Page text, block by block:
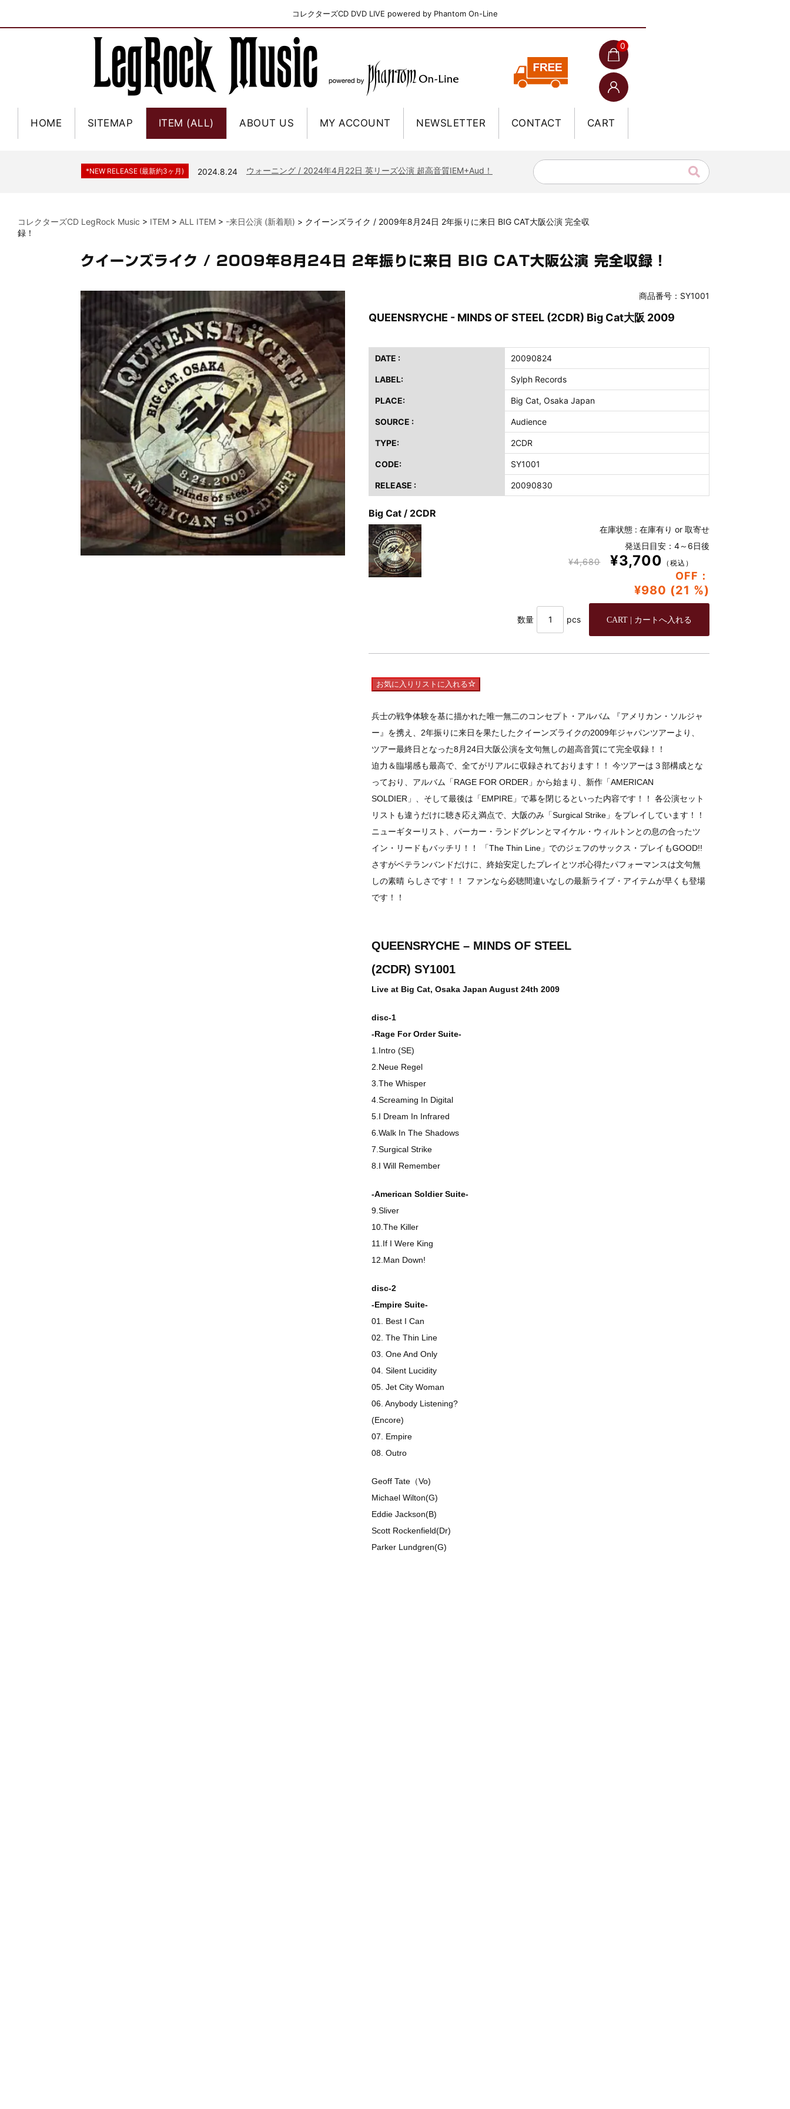
コレクターズCD DVD LIVE powered by Phantom On-Line
0
HOME SITEMAP ITEM (ALL) ABOUT US MY ACCOUNT NEWSLETTER CONTACT CART
*NEW RELEASE (最新約3ヶ月) 2024.6.9 ジャーニー / 1979年5月8+9日 コロラド州 2公演 SBD 完全収録！
*NEW RELEASE (最新約3ヶ月) 2024.8.24 ウォーニング / 2024年4月22日 英リーズ公演 超高音質IEM+Aud！
スコーピオンズ / 2024年6月15日 リスボン公演 FHD 完全収録！
*NEW RELEASE (最新約3ヶ月) 2024.6.9 リアム・ギャラガー / 2024年6月1日 英国シェフィールド公演 完全収録！
*NEW RELEASE (最新約3ヶ月) 2024.6.9 ユーライア・ヒープ / 2023年8月3日 ドイツ W.O.A. 公演 FHD 完全収録！
*NEW RELEASE (最新約3ヶ月) 2024.6.9 ジャーニー / 1979年5月8+9日 コロラド州 2公演 SBD 完全収録！
*NEW RELEASE (最新約3ヶ月) 2024.11.9 NGHFB / 2024年7月28日 フジロック’24公演 超高音質AI-SBD！
*NEW RELEASE (最新約3ヶ月) 2024.8.24 ウォーニング / 2024年4月22日 英リーズ公演 超高音質IEM+Aud！
*NEW RELEASE (最新約3ヶ月) 2024.6.24 ビリー・ジョエル / 2024年3月24日 100Aniv. 米M.S.G公演 完全収録！
*NEW RELEASE (最新約3ヶ月)
2024.6.24
リアム・ギャラガー / 2024年6月3日 カーディフ公演 IEM/AUD 完全収録！
*NEW RELEASE (最新約3ヶ月) 2024.6.24 スコーピオンズ / 2024年6月15日 リスボン公演 FHD 完全収録！
*NEW RELEASE (最新約3ヶ月) 2024.6.20 マネスキン / 2024年6月9日 ドイツ ROCK AM RING 公演 FHD 完全収録！
*NEW RELEASE (最新約3ヶ月) 2024.6.9 リアム・ギャラガー / 2024年6月1日 英国シェフィールド公演 完全収録！
*NEW RELEASE (最新約3ヶ月) 2024.6.9 メガデス / 2023年8月4日 ドイツ W.O.A. 公演 FHD 完全収録！
*NEW RELEASE (最新約3ヶ月) 2024.6.9 ユーライア・ヒープ / 2023年8月3日 ドイツ W.O.A. 公演 FHD 完全収録！
*NEW RELEASE (最新約3ヶ月) 2024.6.9 ジャーニー / 1979年5月8+9日 コロラド州 2公演 SBD 完全収録！
コレクターズCD LegRock Music > ITEM > ALL ITEM > -来日公演 (新着順) > クイーンズライク / 2009年8月24日 2年振りに来日 BIG CAT大阪公演 完全収
録！
クイーンズライク / 2009年8月24日 2年振りに来日 BIG CAT大阪公演 完全収録！
商品番号：SY1001
QUEENSRYCHE - MINDS OF STEEL (2CDR) Big Cat大阪 2009
DATE : 20090824
LABEL: Sylph Records
PLACE: Big Cat, Osaka Japan
SOURCE : Audience
TYPE: 2CDR
CODE: SY1001
RELEASE : 20090830
Big Cat / 2CDR
在庫状態 : 在庫有り or 取寄せ
発送日目安：4～6日後
¥4,680
¥3,700 （税込）
OFF：
¥980 (21 %)
数量 pcs
お気に入りリストに入れる
兵士の戦争体験を基に描かれた唯一無二のコンセプト・アルバム 『アメリカン・ソルジャ
ー』を携え、2年振りに来日を果たしたクイーンズライクの2009年ジャパンツアーより、
ツアー最終日となった8月24日大阪公演を文句無しの超高音質にて完全収録！！
迫力＆臨場感も最高で、全てがリアルに収録されております！！ 今ツアーは３部構成とな
っており、アルバム「RAGE FOR ORDER」から始まり、新作「AMERICAN
SOLDIER」、そして最後は「EMPIRE」で幕を閉じるといった内容です！！ 各公演セット
リストも違うだけに聴き応え満点で、大阪のみ「Surgical Strike」をプレイしています！！
ニューギターリスト、パーカー・ランドグレンとマイケル・ウィルトンとの息の合ったツ
イン・リードもバッチリ！！ 「The Thin Line」でのジェフのサックス・プレイもGOOD!!
さすがベテランバンドだけに、終始安定したプレイとツボ心得たパフォーマンスは文句無
しの素晴 らしさです！！ ファンなら必聴間違いなしの最新ライブ・アイテムが早くも登場
です！！
QUEENSRYCHE – MINDS OF STEEL
(2CDR) SY1001
Live at Big Cat, Osaka Japan August 24th 2009
disc-1
-Rage For Order Suite-
1.Intro (SE)
2.Neue Regel
3.The Whisper
4.Screaming In Digital
5.I Dream In Infrared
6.Walk In The Shadows
7.Surgical Strike
8.I Will Remember
-American Soldier Suite-
9.Sliver
10.The Killer
11.If I Were King
12.Man Down!
disc-2
-Empire Suite-
01. Best I Can
02. The Thin Line
03. One And Only
04. Silent Lucidity
05. Jet City Woman
06. Anybody Listening?
(Encore)
07. Empire
08. Outro
Geoff Tate（Vo)
Michael Wilton(G)
Eddie Jackson(B)
Scott Rockenfield(Dr)
Parker Lundgren(G)